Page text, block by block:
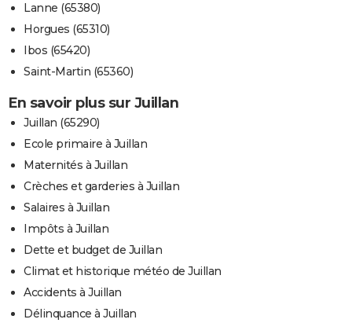
Lanne (65380)
Horgues (65310)
Ibos (65420)
Saint-Martin (65360)
En savoir plus sur Juillan
Juillan (65290)
Ecole primaire à Juillan
Maternités à Juillan
Crèches et garderies à Juillan
Salaires à Juillan
Impôts à Juillan
Dette et budget de Juillan
Climat et historique météo de Juillan
Accidents à Juillan
Délinquance à Juillan